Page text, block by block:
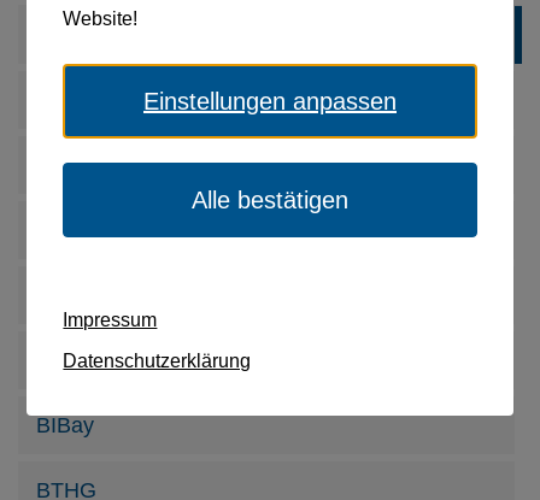
Website!
Einstellungen anpassen
Alle bestätigen
Impressum
Datenschutzerklärung
Aktuelles von unseren Mitgliedern
Barrierefreiheit
Behinderung
Behindertenpolitik
BIBay
BTHG